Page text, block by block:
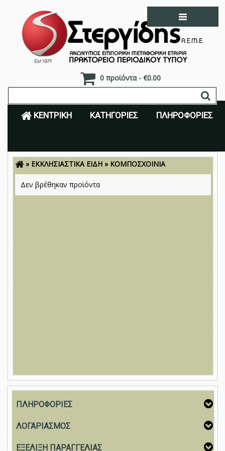
0 προϊόντα - €0.00
ΚΕΝΤΡΙΚΉ ΚΑΤΗΓΟΡΊΕΣ ΠΛΗΡΟΦΟΡΊΕΣ
Είσοδος Εγγραφή
» ΕΚΚΛΗΣΙΑΣΤΙΚΑ ΕΙΔΗ» ΚΟΜΠΟΣΧΟΙΝΙΑ
Δεν βρέθηκαν προϊόντα
ΠΛΗΡΟΦΟΡΙΕΣ
ΛΟΓΑΡΙΑΣΜΟΣ
ΕΞΕΛΙΞΗ ΠΑΡΑΓΓΕΛΙΑΣ